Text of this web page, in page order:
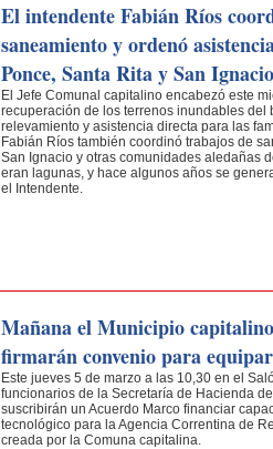
El intendente Fabián Ríos
saneamiento y ordenó
Ponce, Santa Rita y San Ignacio
El Jefe Comunal capitalino encabezó este
recuperación de los terrenos inundables del
relevamiento y asistencia directa para las
Fabián Ríos también coordinó trabajos de
San Ignacio y otras comunidades aledañas
eran lagunas, y hace algunos años se
el Intendente.
Mañana el Municipio
firmarán convenio para
Este jueves 5 de marzo a las 10,30 en el
funcionarios de la Secretaría de Hacienda
suscribirán un Acuerdo Marco financiar
tecnológico para la Agencia Correntina de
creada por la Comuna capitalina.